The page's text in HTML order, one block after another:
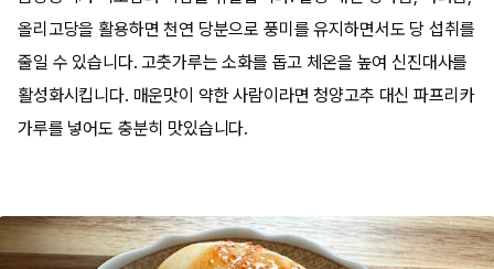
올리고당을 활용하면 천연 당분으로 풍미를 유지하면서도 당 섭취를
줄일 수 있습니다. 고춧가루는 소화를 돕고 체온을 높여 신진대사를
활성화시킵니다. 매운맛이 약한 사람이라면 청양고추 대신 파프리카
가루를 넣어도 충분히 맛있습니다.